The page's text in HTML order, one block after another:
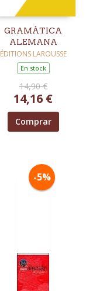
GRAMÁTICA
ALEMANA
ÉDITIONS LAROUSSE
En stock
14,90 €
14,16 €
Comprar
-5%